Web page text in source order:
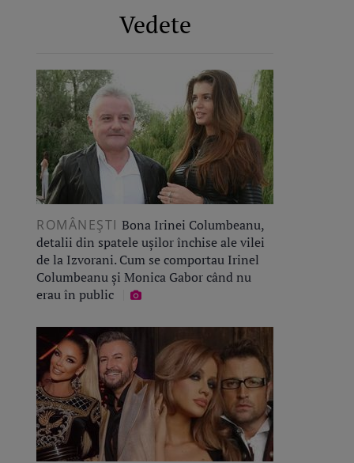
Vedete
ROMÂNEŞTI Bona Irinei Columbeanu,
detalii din spatele ușilor închise ale vilei
de la Izvorani. Cum se comportau Irinel
Columbeanu și Monica Gabor când nu
erau în public